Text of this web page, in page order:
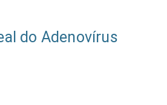
do Adenovírus